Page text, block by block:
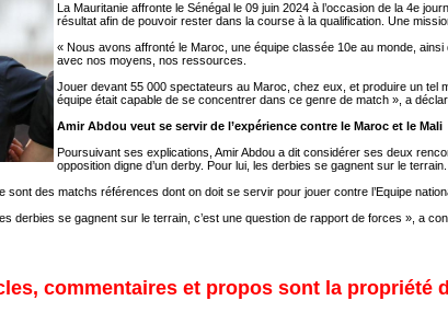
La Mauritanie affronte le Sénégal le 09 juin 2024 à l’occasion de la 4e
résultat afin de pouvoir rester dans la course à la qualification. Une
« Nous avons affronté le Maroc, une équipe classée 10e au monde,
avec nos moyens, nos ressources.
Jouer devant 55 000 spectateurs au Maroc, chez eux, et produire un tel
équipe était capable de se concentrer dans ce genre de match », a
Amir Abdou veut se servir de l’expérience contre le Maroc et le Mali
Poursuivant ses explications, Amir Abdou a dit considérer ses deux
opposition digne d’un derby. Pour lui, les derbies se gagnent sur le terrain.
sont des matchs références dont on doit se servir pour jouer contre l’Equipe
derbies se gagnent sur le terrain, c’est une question de rapport de forces », a
commentaires et propos sont la propriété